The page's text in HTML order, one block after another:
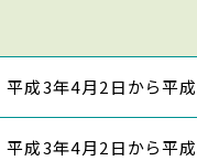
平成3年4月2日から平
平成3年4月2日から平